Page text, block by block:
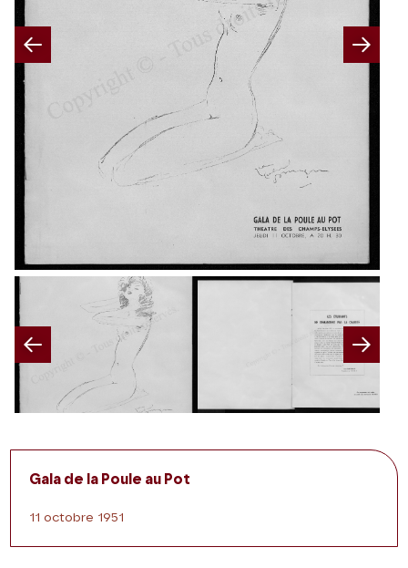
Gala de la Poule au Pot
11 octobre 1951